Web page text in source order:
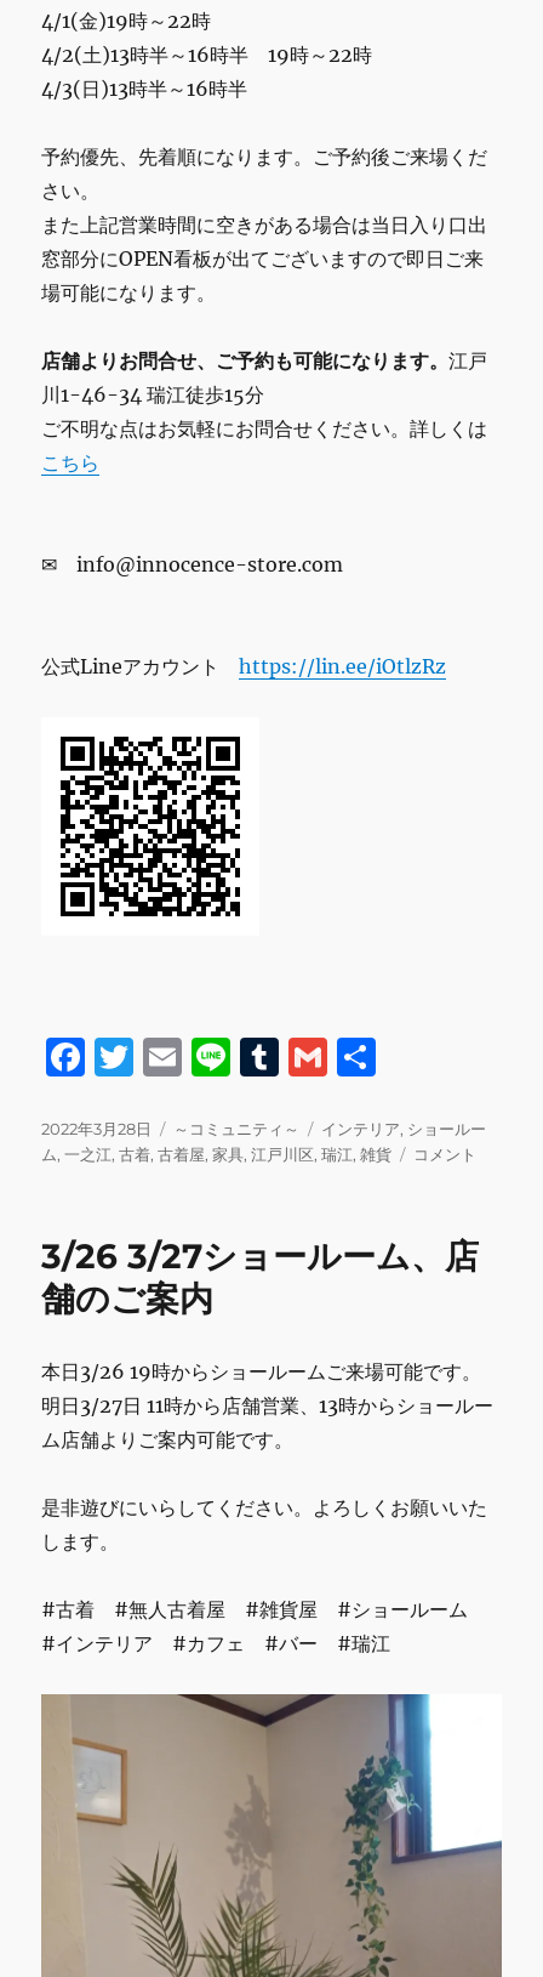
4/1(金)19時～22時
4/2(土)13時半～16時半 19時～22時
4/3(日)13時半～16時半
予約優先、先着順になります。ご予約後ご来場くだ
さい。
また上記営業時間に空きがある場合は当日入り口出
窓部分にOPEN看板が出てございますので即日ご来
場可能になります。
店舗よりお問合せ、ご予約も可能になります。江戸
川1-46-34 瑞江徒歩15分
ご不明な点はお気軽にお問合せください。詳しくは
こちら
✉ info@innocence-store.com
公式Lineアカウントhttps://lin.ee/iOtlzRz
F
c
e
o
o
k
T
it
te
E
ai
l
Li
e
T
m
bl
G
ai
l
投
稿
2022年3月28日
カ
テ
～コミュニティ～
タ
グ
インテリア, ショールー
ム,一之江,古着,古着屋,家具,江戸川区,瑞江,雑貨
今
ー
の
ご
コメント
3/26 3/27ショールーム、店
舗のご案内
本日3/26 19時からショールームご来場可能です。
明日3/27日 11時から店舗営業、13時からショールー
ム店舗よりご案内可能です。
是非遊びにいらしてください。よろしくお願いいた
します。
#古着 #無人古着屋 #雑貨屋 #ショールーム
#インテリア #カフェ #バー #瑞江